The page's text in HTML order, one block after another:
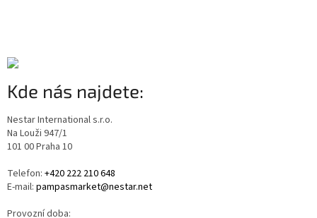
Kde nás najdete:
Nestar International s.r.o.
Na Louži 947/1
101 00 Praha 10
Telefon: +420 222 210 648
E-mail: pampasmarket@nestar.net
Provozní doba: